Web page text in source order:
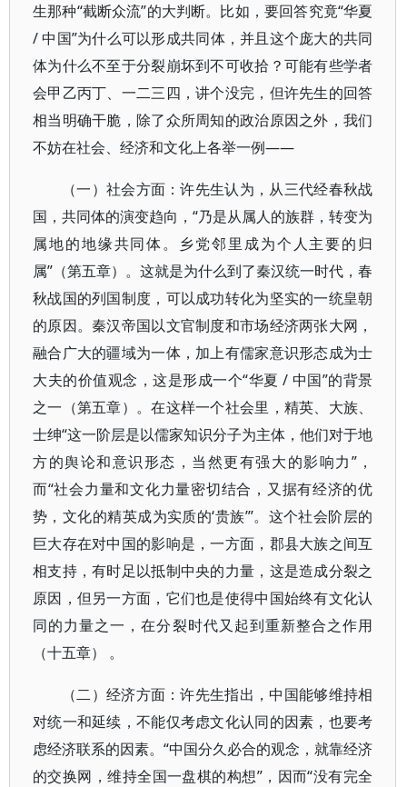
生那种“截断众流”的大判断。比如，要回答究竟“华夏
/ 中国”为什么可以形成共同体，并且这个庞大的共同
体为什么不至于分裂崩坏到不可收拾？可能有些学者
会甲乙丙丁、一二三四，讲个没完，但许先生的回答
相当明确干脆，除了众所周知的政治原因之外，我们
不妨在社会、经济和文化上各举一例——
（一）社会方面：许先生认为，从三代经春秋战
国，共同体的演变趋向，“乃是从属人的族群，转变为
属地的地缘共同体。乡党邻里成为个人主要的归
属”（第五章）。这就是为什么到了秦汉统一时代，春
秋战国的列国制度，可以成功转化为坚实的一统皇朝
的原因。秦汉帝国以文官制度和市场经济两张大网，
融合广大的疆域为一体，加上有儒家意识形态成为士
大夫的价值观念，这是形成一个“华夏 / 中国”的背景
之一（第五章）。在这样一个社会里，精英、大族、
士绅“这一阶层是以儒家知识分子为主体，他们对于地
方的舆论和意识形态，当然更有强大的影响力”，
而“社会力量和文化力量密切结合，又据有经济的优
势，文化的精英成为实质的‘贵族’”。这个社会阶层的
巨大存在对中国的影响是，一方面，郡县大族之间互
相支持，有时足以抵制中央的力量，这是造成分裂之
原因，但另一方面，它们也是使得中国始终有文化认
同的力量之一，在分裂时代又起到重新整合之作用
（十五章） 。
（二）经济方面：许先生指出，中国能够维持相
对统一和延续，不能仅考虑文化认同的因素，也要考
虑经济联系的因素。“中国分久必合的观念，就靠经济
的交换网，维持全国一盘棋的构想”，因而“没有完全